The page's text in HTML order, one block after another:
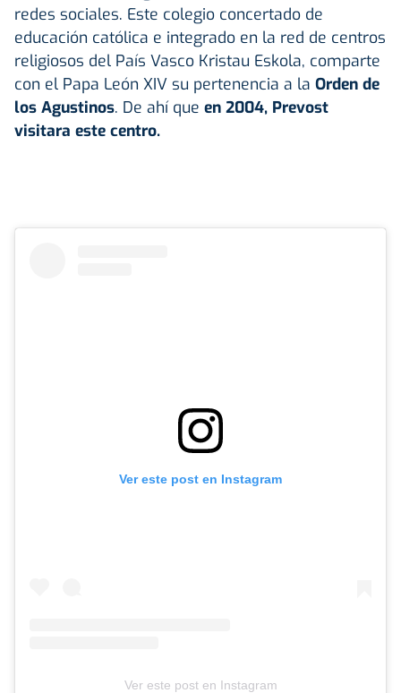
redes sociales. Este colegio concertado de
educación católica e integrado en la red de centros
religiosos del País Vasco Kristau Eskola, comparte
con el Papa León XIV su pertenencia a la Orden de
los Agustinos. De ahí que en 2004, Prevost
visitara este centro.
Ver este post en Instagram
Ver este post en Instagram